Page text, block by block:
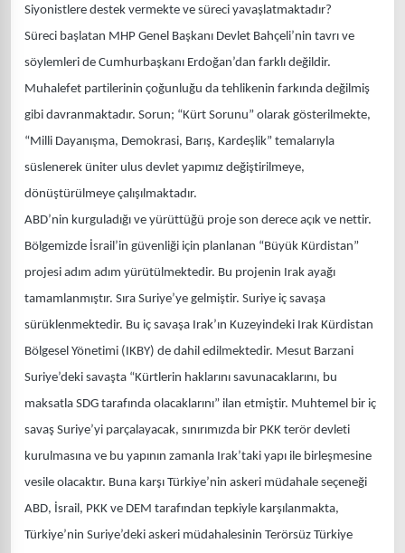
Siyonistlere destek vermekte ve süreci yavaşlatmaktadır?
Süreci başlatan MHP Genel Başkanı Devlet Bahçeli’nin tavrı ve
söylemleri de Cumhurbaşkanı Erdoğan’dan farklı değildir.
Muhalefet partilerinin çoğunluğu da tehlikenin farkında değilmiş
gibi davranmaktadır. Sorun; “Kürt Sorunu” olarak gösterilmekte,
“Milli Dayanışma, Demokrasi, Barış, Kardeşlik” temalarıyla
süslenerek üniter ulus devlet yapımız değiştirilmeye,
dönüştürülmeye çalışılmaktadır.
ABD’nin kurguladığı ve yürüttüğü proje son derece açık ve nettir.
Bölgemizde İsrail’in güvenliği için planlanan “Büyük Kürdistan”
projesi adım adım yürütülmektedir. Bu projenin Irak ayağı
tamamlanmıştır. Sıra Suriye’ye gelmiştir. Suriye iç savaşa
sürüklenmektedir. Bu iç savaşa Irak’ın Kuzeyindeki Irak Kürdistan
Bölgesel Yönetimi (IKBY) de dahil edilmektedir. Mesut Barzani
Suriye’deki savaşta “Kürtlerin haklarını savunacaklarını, bu
maksatla SDG tarafında olacaklarını” ilan etmiştir. Muhtemel bir iç
savaş Suriye’yi parçalayacak, sınırımızda bir PKK terör devleti
kurulmasına ve bu yapının zamanla Irak’taki yapı ile birleşmesine
vesile olacaktır. Buna karşı Türkiye’nin askeri müdahale seçeneği
ABD, İsrail, PKK ve DEM tarafından tepkiyle karşılanmakta,
Türkiye’nin Suriye’deki askeri müdahalesinin Terörsüz Türkiye